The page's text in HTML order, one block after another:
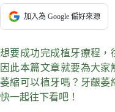
加入為 Google 偏好來源
想要成功完成植牙療程，
因此本篇文章就要為大
萎縮可以植牙嗎？牙齦萎
快一起往下看吧！